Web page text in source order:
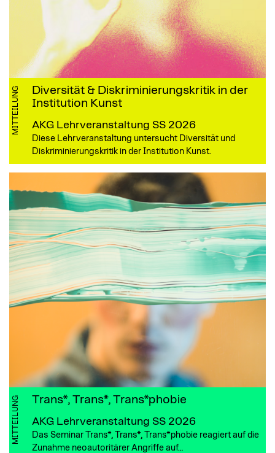
MITTEILUNG
Diversität & Diskriminierungskritik in der
Institution Kunst
AKG Lehrveranstaltung SS 2026
Diese Lehrveranstaltung untersucht Diversität und
Diskriminierungskritik in der Institution Kunst.
MITTEILUNG Trans*, Trans*, Trans*phobie
AKG Lehrveranstaltung SS 2026
Das Seminar Trans*, Trans*, Trans*phobie reagiert auf die
Zunahme neoautoritärer Angriffe auf…